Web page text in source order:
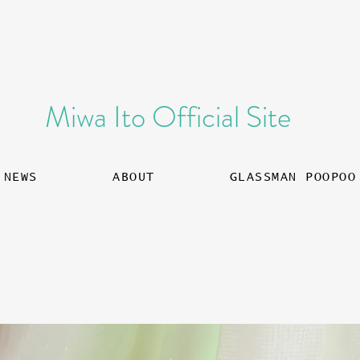
​Miwa Ito Official Site
NEWS ABOUT GLASSMAN POOPOO